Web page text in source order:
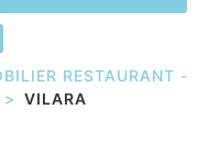
RESTAURANT -
> VILARA